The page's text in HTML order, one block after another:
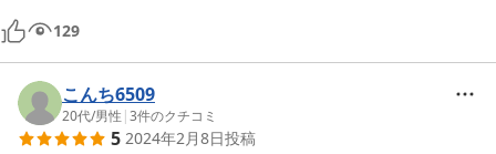
また、滋賀県に行ったら利用したいです！！
己高庵さん、ありがとうございました!
129
こんち6509
20代/男性 |3件のクチコミ
5 2024年2月8日投稿